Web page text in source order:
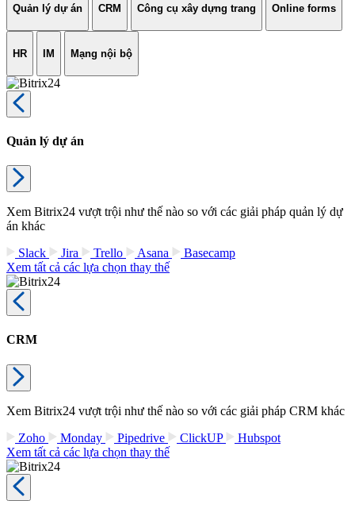
Quản lý dự án CRM Công cụ xây dựng trang Online forms
HR IM Mạng nội bộ
Quản lý dự án
Xem Bitrix24 vượt trội như thế nào so với các giải pháp quản lý dự
án khác
Slack
Jira Trello Asana
Basecamp
Xem tất cả các lựa chọn thay thế
CRM
Xem Bitrix24 vượt trội như thế nào so với các giải pháp CRM khác
Zoho
Monday Pipedrive ClickUP
Hubspot
Xem tất cả các lựa chọn thay thế